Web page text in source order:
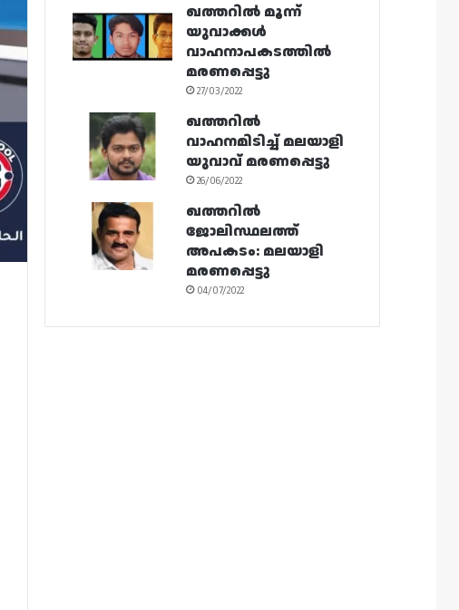
ഖത്തറിൽ മൂന്ന്
യുവാക്കൾ
വാഹനാപകടത്തിൽ
മരണപ്പെട്ടു
27/03/2022
ഖത്തറിൽ
വാഹനമിടിച്ച് മലയാളി
യുവാവ് മരണപ്പെട്ടു
26/06/2022
ഖത്തറിൽ
ജോലിസ്ഥലത്ത്
അപകടം: മലയാളി
മരണപ്പെട്ടു
04/07/2022